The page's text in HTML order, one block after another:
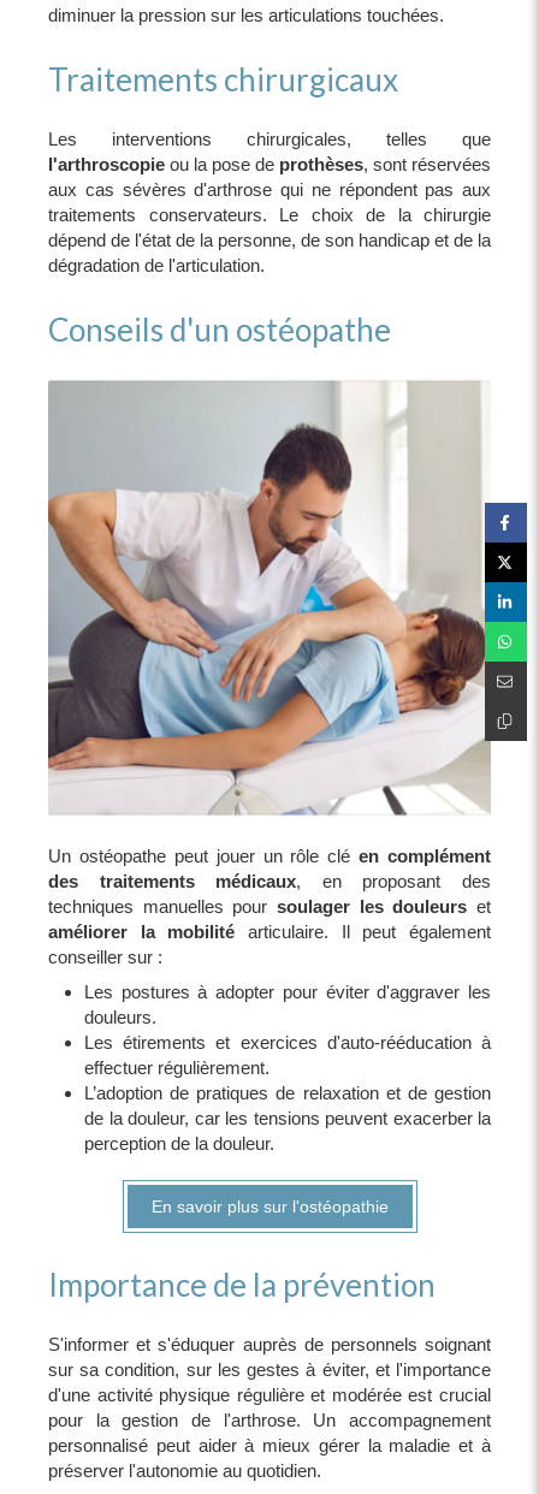
diminuer la pression sur les articulations touchées.
Traitements chirurgicaux
Les interventions chirurgicales, telles que
l'arthroscopie ou la pose de prothèses, sont réservées
aux cas sévères d'arthrose qui ne répondent pas aux
traitements conservateurs. Le choix de la chirurgie
dépend de l'état de la personne, de son handicap et de la
dégradation de l'articulation.
Conseils d'un ostéopathe
Un ostéopathe peut jouer un rôle cléen complément
des traitements médicaux, en proposant des
techniques manuelles pour soulager les douleurs et
améliorer la mobilité articulaire. Il peut également
conseiller sur :
Les postures à adopter pour éviter d'aggraver les
douleurs.
Les étirements et exercices d'auto-rééducation à
effectuer régulièrement.
L’adoption de pratiques de relaxation et de gestion
de la douleur, car les tensions peuvent exacerber la
perception de la douleur.
En savoir plus sur l'ostéopathie
Importance de la prévention
S'informer et s'éduquer auprès de personnels soignant
sur sa condition, sur les gestes à éviter, et l'importance
d'une activité physique régulière et modérée est crucial
pour la gestion de l'arthrose. Un accompagnement
personnalisé peut aider à mieux gérer la maladie et à
préserver l'autonomie au quotidien.